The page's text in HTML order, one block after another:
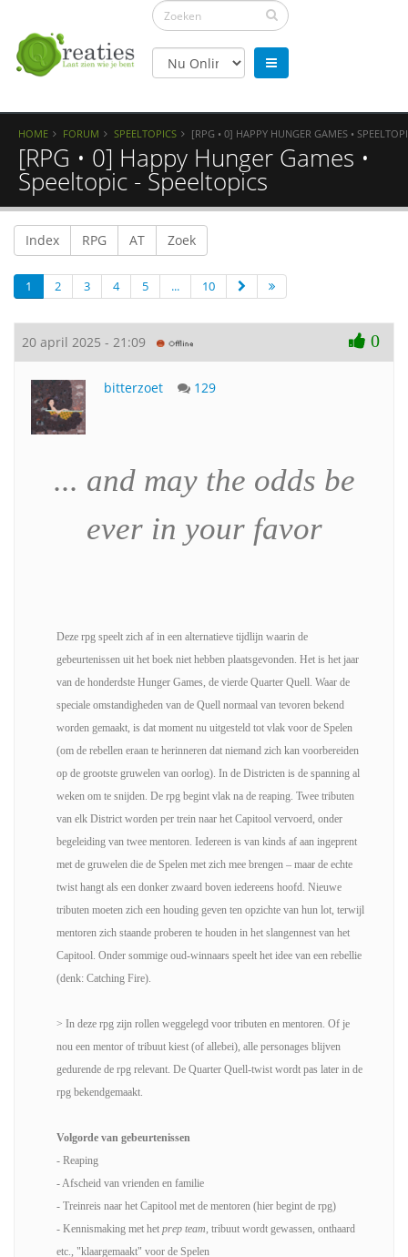
HOME FORUM SPEELTOPICS [RPG • 0] HAPPY HUNGER GAMES •
[RPG • 0] Happy Hunger Games •
Speeltopic - Speeltopics
Index RPG AT Zoek
1 2 3 4 5 ... 10
20 april 2025 - 21:09 0
bitterzoet 129
... and may the odds be
ever in your favor
Deze rpg speelt zich af in een alternatieve tijdlijn waarin de
gebeurtenissen uit het boek niet hebben plaatsgevonden. Het is het jaar
van de honderdste Hunger Games, de vierde Quarter Quell. Waar de
speciale omstandigheden van de Quell normaal van tevoren bekend
worden gemaakt, is dat moment nu uitgesteld tot vlak voor de Spelen
(om de rebellen eraan te herinneren dat niemand zich kan voorbereiden
op de grootste gruwelen van oorlog). In de Districten is de spanning al
weken om te snijden. De rpg begint vlak na de reaping. Twee tributen
van elk District worden per trein naar het Capitool vervoerd, onder
begeleiding van twee mentoren. Iedereen is van kinds af aan ingeprent
met de gruwelen die de Spelen met zich mee brengen – maar de echte
twist hangt als een donker zwaard boven iedereens hoofd. Nieuwe
tributen moeten zich een houding geven ten opzichte van hun lot, terwijl
mentoren zich staande proberen te houden in het slangennest van het
Capitool. Onder sommige oud-winnaars speelt het idee van een rebellie
(denk: Catching Fire).
> In deze rpg zijn rollen weggelegd voor tributen en mentoren. Of je
nou een mentor of tribuut kiest (of allebei), alle personages blijven
gedurende de rpg relevant. De Quarter Quell-twist wordt pas later in de
rpg bekendgemaakt.
Volgorde van gebeurtenissen
- Reaping
- Afscheid van vrienden en familie
- Treinreis naar het Capitool met de mentoren (hier begint de rpg)
- Kennismaking met het prep team, tribuut wordt gewassen, onthaard
etc., "klaargemaakt" voor de Spelen